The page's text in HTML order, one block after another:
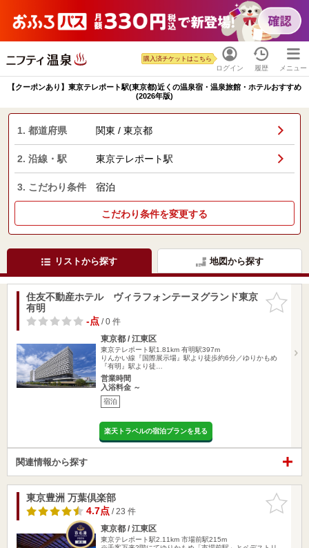
ログイン
購入済チケットはこちら
履歴 メニュー
【クーポンあり】東京テレポート駅(東京都)近くの温泉宿・温泉旅館・ホテルおすすめ
(2026年版)
1. 都道府県 関東 / 東京都
2. 沿線・駅 東京テレポート駅
3. こだわり条件 宿泊
こだわり条件を変更する
リストから探す 地図から探す
お気に入
りに追加
住友不動産ホテル ヴィラフォンテーヌグランド東京
有明
-点/ 0 件
東京都 / 江東区
東京テレポート駅1.81km 有明駅397m
りんかい線『国際展示場』駅より徒歩約6分／ゆりかもめ
『有明』駅より徒…
営業時間
入浴料金 ～
宿泊
楽天トラベルの宿泊プランを見る
関連情報から探す
お気に入
りに追加
東京豊洲 万葉倶楽部
4.7点/ 23 件
東京都 / 江東区
東京テレポート駅2.11km 市場前駅215m